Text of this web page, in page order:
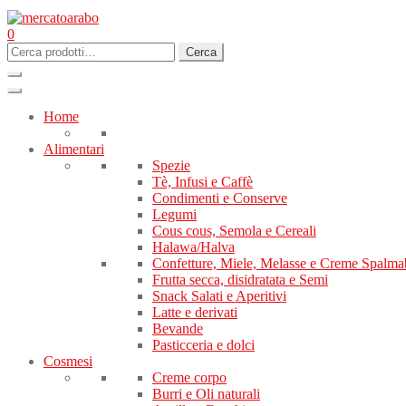
0
Cerca:
Cerca
Home
Alimentari
Spezie
Tè, Infusi e Caffè
Condimenti e Conserve
Legumi
Cous cous, Semola e Cereali
Halawa/Halva
Confetture, Miele, Melasse e Creme
Frutta secca, disidratata e Semi
Snack Salati e Aperitivi
Latte e derivati
Bevande
Pasticceria e dolci
Cosmesi
Creme corpo
Burri e Oli naturali